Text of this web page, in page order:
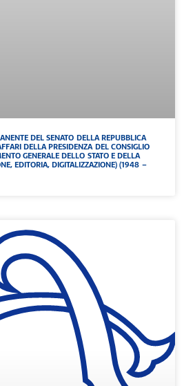
DEL SENATO DELLA REPUBBLICA
DELLA PRESIDENZA DEL CONSIGLIO
GENERALE DELLO STATO E DELLA
EDITORIA, DIGITALIZZAZIONE) (1948 –